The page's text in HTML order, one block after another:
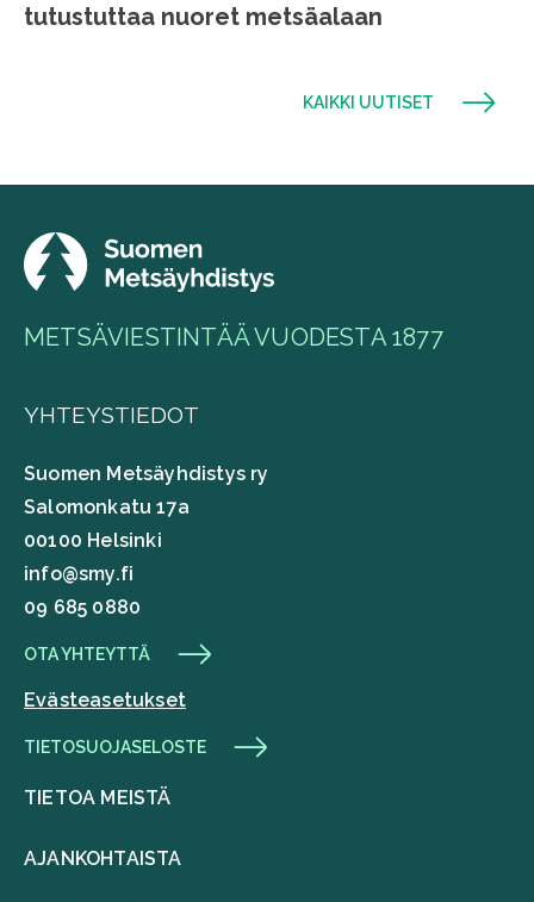
tutustuttaa nuoret metsäalaan
KAIKKI UUTISET
METSÄVIESTINTÄÄ VUODESTA 1877
YHTEYSTIEDOT
Suomen Metsäyhdistys ry
Salomonkatu 17a
00100 Helsinki
info@smy.fi
09 685 0880
OTA YHTEYTTÄ
Evästeasetukset
TIETOSUOJASELOSTE
TIETOA MEISTÄ
AJANKOHTAISTA